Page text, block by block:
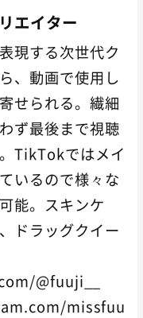
エイター
現する次世代ク
、動画で使用し
せられる。繊細
ず最後まで視聴
TikTokではメイ
いるので様々な
能。スキンケ
ドラッグクイー
@fuuji__
missfuu